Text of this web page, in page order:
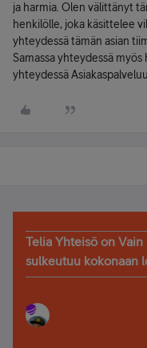
ja harmia. Olen välittänyt
henkilölle, joka käsittelee
yhteydessä tämän asian
Samassa yhteydessä
yhteydessä
Telia Yhteisö on
sulkeutuu kokonaan